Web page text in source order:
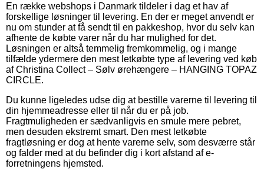
En række webshops i Danmark tildeler i dag et hav af
forskellige løsninger til levering. En der er meget anvendt er
nu om stunder at få sendt til en pakkeshop, hvor du selv kan
afhente de købte varer når du har mulighed for det.
Løsningen er altså temmelig fremkommelig, og i mange
tilfælde ydermere den mest letkøbte type af levering ved køb
af Christina Collect – Sølv ørehængere – HANGING TOPAZ
CIRCLE.
Du kunne ligeledes udse dig at bestille varerne til levering til
din hjemmeadresse eller til når du er på job.
Fragtmuligheden er sædvanligvis en smule mere pebret,
men desuden ekstremt smart. Den mest letkøbte
fragtløsning er dog at hente varerne selv, som desværre står
og falder med at du befinder dig i kort afstand af e-
forretningens hjemsted.